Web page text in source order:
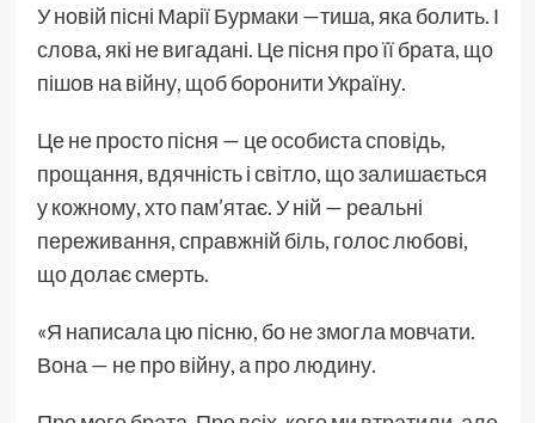
У новій пісні Марії Бурмаки —тиша, яка болить. І
слова, які не вигадані. Це пісня про її брата, що
пішов на війну, щоб боронити Україну.
Це не просто пісня — це особиста сповідь,
прощання, вдячність і світло, що залишається
у кожному, хто пам’ятає. У ній — реальні
переживання, справжній біль, голос любові,
що долає смерть.
«Я написала цю пісню, бо не змогла мовчати.
Вона — не про війну, а про людину.